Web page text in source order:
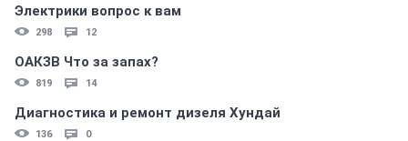
Электрики вопрос к вам
298 12
ОАКЗВ Что за запах?
819 14
Диагностика и ремонт дизеля Хундай
136 0